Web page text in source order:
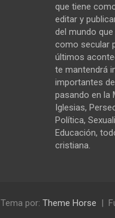
que tiene
editar y
del mundo
como secular
últimos
te mantendrá
importantes
pasando en la
Iglesias,
Política,
Educación,
cristiana.
Tema por: Theme Horse